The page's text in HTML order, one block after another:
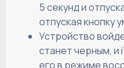
5 секунд и
отпуская кнопку
Устройство
станет черным, и
его в режиме